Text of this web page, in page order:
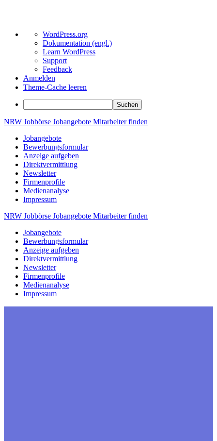
Über
WordPress
WordPress.org
Dokumentation (engl.)
Learn WordPress
Support
Feedback
Anmelden
Theme-Cache leeren
Suchen
Zum
springen
NRW Jobbörse Jobangebote Mitarbeiterfinden
Jobangebote
Bewerbungsformular
Anzeige aufgeben
Direktvermittlung
Newsletter
Firmenprofile
Medienanalyse
Impressum
NRW Jobbörse Jobangebote Mitarbeiterfinden
Jobangebote
Bewerbungsformular
Anzeige aufgeben
Direktvermittlung
Newsletter
Firmenprofile
Medienanalyse
Impressum